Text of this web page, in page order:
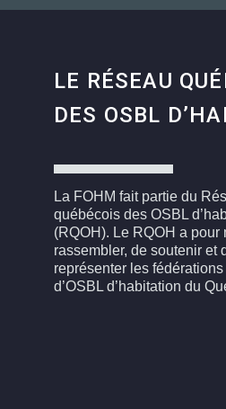
LE RÉSEAU
DES OSBL
La FOHM fait partie du
québécois des OSBL
(RQOH). Le RQOH a pour
rassembler, de soutenir et
représenter les
d’OSBL d’habitation du